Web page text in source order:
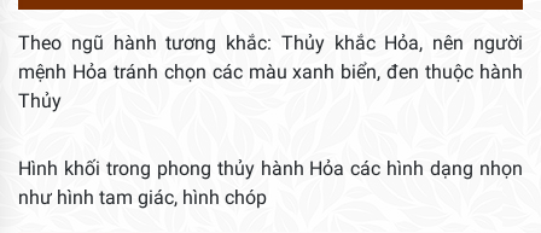
Theo ngũ hành tương khắc: Thủy khắc Hỏa, nên người
mệnh Hỏa tránh chọn các màu xanh biển, đen thuộc hành
Thủy
Hình khối trong phong thủy hành Hỏa các hình dạng nhọn
như hình tam giác, hình chóp